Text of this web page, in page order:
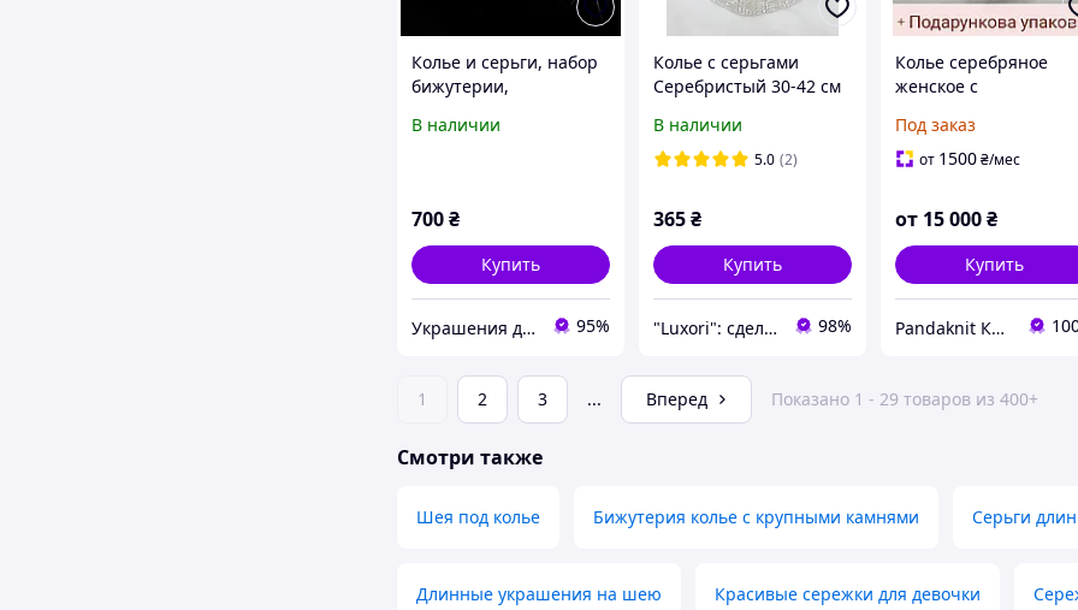
Колье и серьги, набор
бижутерии,
В наличии
700₴
Купить
Украшения для волос - Интернет магазин Tiarav.com.ua 95%
Колье с серьгами
Серебристый 30-42 см
и серьги Объемное
украшение на шею
В наличии
5.0 (2)
365₴
Купить
"Luxori": сделайте каждый момент неповторимым! 98%
Колье серебряное
женское с
природными
солнечным камнем,
аметистом, цветы
Под заказ
от 1500₴/мес
от 15 000₴
Купить
Pandaknit Камни & Украшения
1 2 3 ... Вперед Показано 1 - 29 товаров из 400+
Смотри также
Шея под колье Бижутерия колье с крупными камнями Серьги
Длинные украшения на шею Красивые сережки для девочки